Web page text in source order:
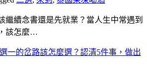
繼續念書還是先就業？當人生中常遇到
該怎麼…
一的岔路該怎麼選？認清5件事，做出